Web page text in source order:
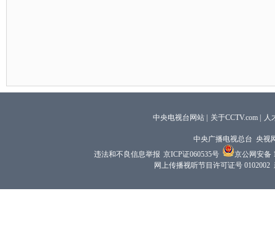
中央电视台网站 关于CCTV.com 人
中央广播电视总台 央视
违法和不良信息举报 京ICP证060535号
京公网安备
网上传播视听节目许可证号 0102002